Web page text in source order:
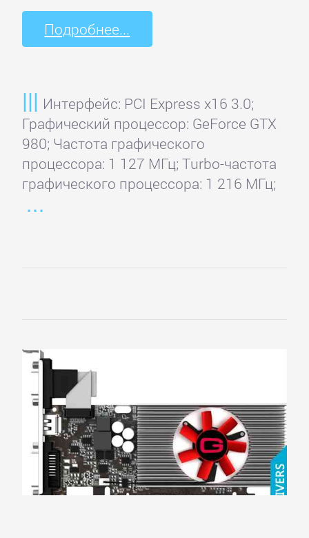
Подробнее...
Интерфейс: PCI Express x16 3.0;
Графический процессор: GeForce GTX
980; Частота графического
процессора: 1 127 МГц; Turbo-частота
графического процессора: 1 216 МГц;